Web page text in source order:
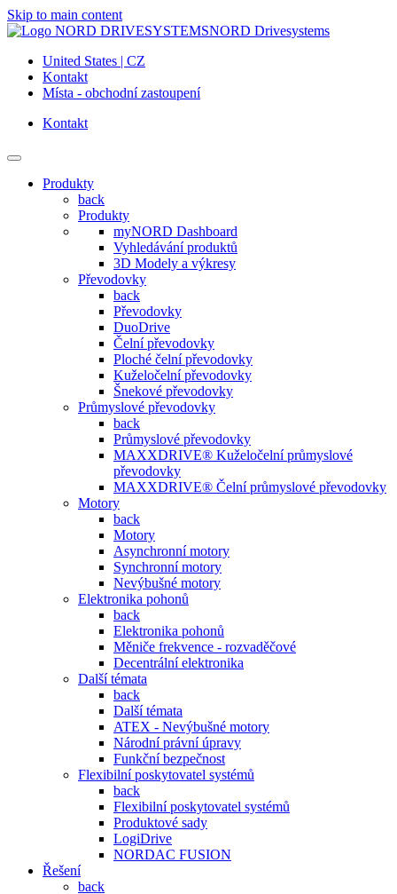
Skip to main content
NORD Drivesystems
United States | CZ
Kontakt
Místa - obchodní zastoupení
Kontakt
Produkty
back
Produkty
myNORD Dashboard
Vyhledávání produktů
3D Modely a výkresy
Převodovky
back
Převodovky
DuoDrive
Čelní převodovky
Ploché čelní převodovky
Kuželočelní převodovky
Šnekové převodovky
Průmyslové převodovky
back
Průmyslové převodovky
MAXXDRIVE® Kuželočelní průmyslové
převodovky
MAXXDRIVE® Čelní průmyslové převodovky
Motory
back
Motory
Asynchronní motory
Synchronní motory
Nevýbušné motory
Elektronika pohonů
back
Elektronika pohonů
Měniče frekvence - rozvaděčové
Decentrální elektronika
Další témata
back
Další témata
ATEX - Nevýbušné motory
Národní právní úpravy
Funkční bezpečnost
Flexibilní poskytovatel systémů
back
Flexibilní poskytovatel systémů
Produktové sady
LogiDrive
NORDAC FUSION
Řešení
back